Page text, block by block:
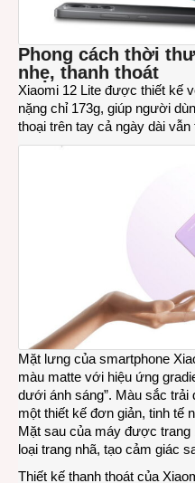
Phong cách thời
nhẹ, thanh thoát
Xiaomi 12 Lite được thiết kế
nặng chỉ 173g, giúp người
thoại trên tay cả ngày dài vẫn
Mặt lưng của smartphone
màu matte với hiệu ứng
dưới ánh sáng”. Màu sắc trải
một thiết kế đơn giản, tinh tế
Mặt sau của máy được
loại trang nhã, tạo cảm giác
Thiết kế thanh thoát của